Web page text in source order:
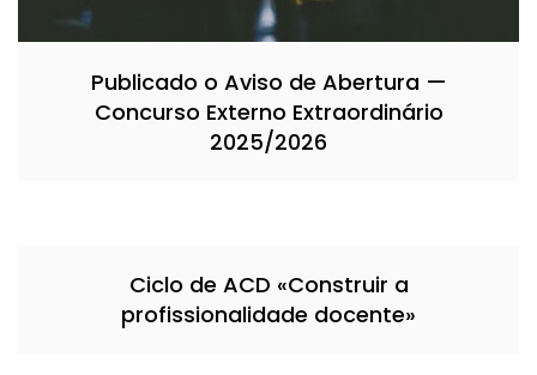
Publicado o Aviso de Abertura —
Concurso Externo Extraordinário
2025/2026
Ciclo de ACD «Construir a
profissionalidade docente»